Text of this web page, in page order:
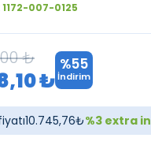
1172-007-0125
₺
₺
%55
İndirim
10.745,76₺%3extra